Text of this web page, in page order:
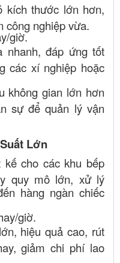
kích thước lớn hơn,
công nghiệp vừa.
giờ.
nhanh, đáp ứng tốt
các xí nghiệp hoặc
không gian lớn hơn
sự để quản lý vận
Lớn
cho các khu bếp
quy mô lớn, xử lý
hàng ngàn chiếc
giờ.
hiệu quả cao, rút
giảm chi phí lao